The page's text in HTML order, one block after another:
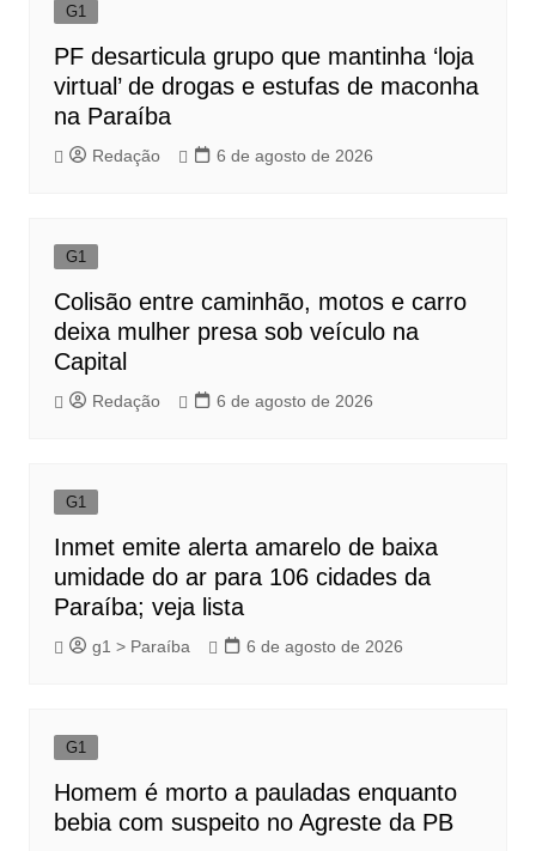
G1
PF desarticula grupo que mantinha ‘loja
virtual’ de drogas e estufas de maconha
na Paraíba
Redação 6 de agosto de 2026
G1
Colisão entre caminhão, motos e carro
deixa mulher presa sob veículo na
Capital
Redação 6 de agosto de 2026
G1
Inmet emite alerta amarelo de baixa
umidade do ar para 106 cidades da
Paraíba; veja lista
g1 > Paraíba 6 de agosto de 2026
G1
Homem é morto a pauladas enquanto
bebia com suspeito no Agreste da PB